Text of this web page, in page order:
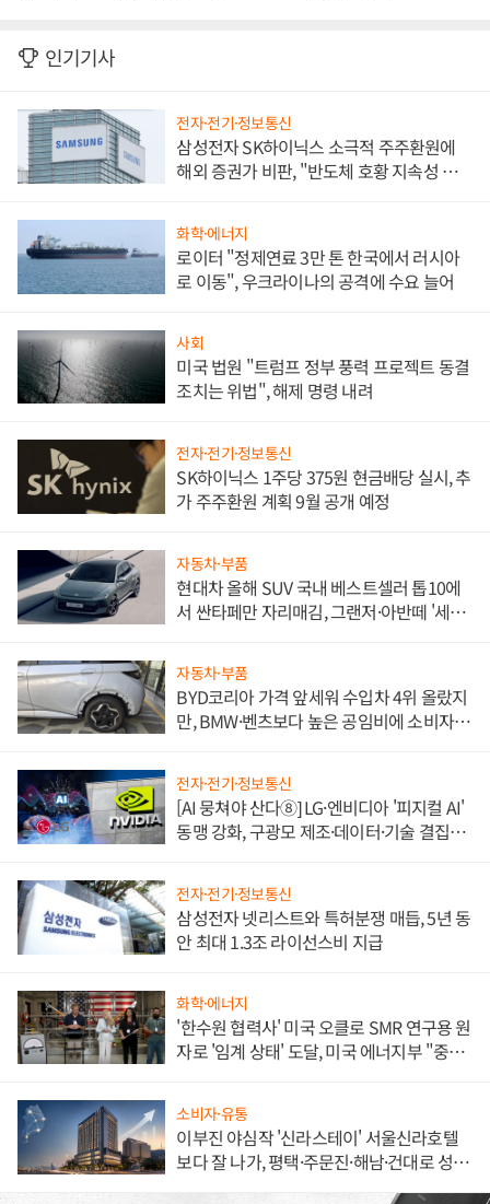
인기기사
전자·전기·정보통신
삼성전자 SK하이닉스 소극적 주주환원에
해외 증권가 비판, "반도체 호황 지속성 의
화학·에너지
로이터 "정제연료 3만 톤 한국에서 러시아
로 이동", 우크라이나의 공격에 수요 늘어
사회
미국 법원 "트럼프 정부 풍력 프로젝트 동결
조치는 위법", 해제 명령 내려
전자·전기·정보통신
SK하이닉스 1주당 375원 현금배당 실시, 추
가 주주환원 계획 9월 공개 예정
자동차·부품
현대차 올해 SUV 국내 베스트셀러 톱10에
서 싼타페만 자리매김, 그랜저·아반떼 '세단
자동차·부품
BYD코리아 가격 앞세워 수입차 4위 올랐지
만, BMW·벤츠보다 높은 공임비에 소비자
전자·전기·정보통신
[AI 뭉쳐야 산다⑧] LG·엔비디아 '피지컬 AI'
동맹 강화, 구광모 제조·데이터·기술 결집
전자·전기·정보통신
삼성전자 넷리스트와 특허분쟁 매듭, 5년 동
안 최대 1.3조 라이선스비 지급
화학·에너지
'한수원 협력사' 미국 오클로 SMR 연구용 원
자로 '임계 상태' 도달, 미국 에너지부 "중요
소비자·유통
이부진 야심작 '신라스테이' 서울신라호텔
보다 잘 나가, 평택·주문진·해남·건대로 성